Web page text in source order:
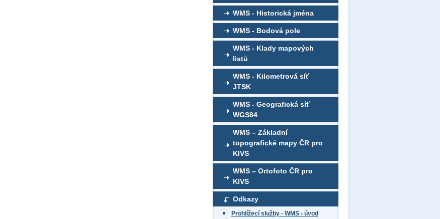
WMS - Historická jména
WMS - Bodová pole
WMS - Klady mapových
listů
WMS - Kilometrová síť
JTSK
WMS - Geografická síť
WGS84
WMS – Základní
topografické mapy ČR pro
KIVS
WMS – Ortofoto ČR pro
KIVS
Odkazy
Prohlížecí služby - WMS - úvod